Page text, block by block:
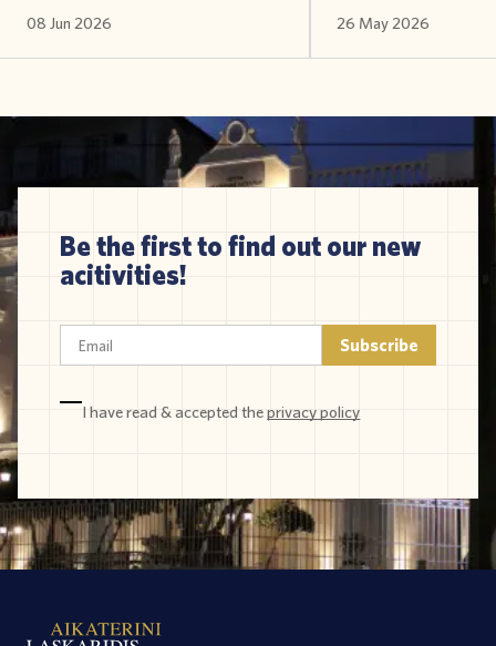
08 Jun 2026 26 May 2026
Be the first to find out our new
acitivities!
I have read & accepted theprivacy policy